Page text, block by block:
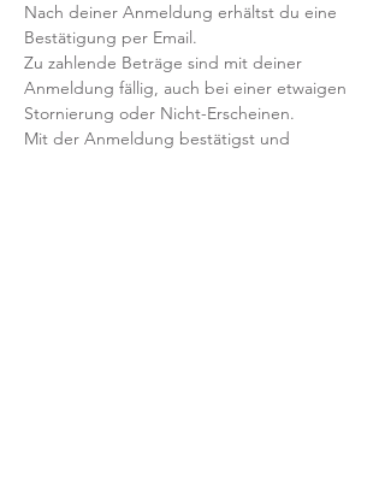
Nach deiner Anmeldung erhältst du eine
Bestätigung per Email.
Zu zahlende Beträge sind mit deiner
Anmeldung fällig, auch bei einer etwaigen
Stornierung oder Nicht-Erscheinen.
Mit der Anmeldung bestätigst und